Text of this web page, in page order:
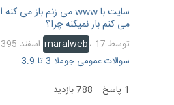
می کنم باز نمیکنه چرا؟
توسط maralweb ،17 اسفند 1395
سوالات عمومی جوملا 3 تا 3.9
پاسخ 788 بازدید